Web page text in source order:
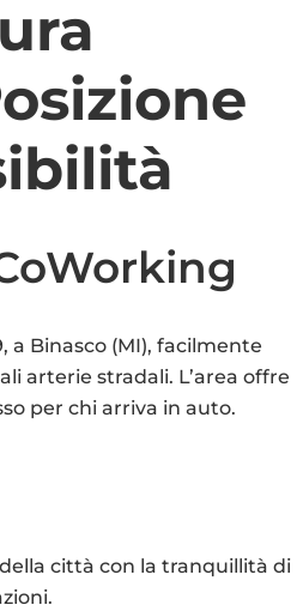
a Binasco (MI), facilmente
arterie stradali. L’area offre
per chi arriva in auto.
città con la tranquillità di